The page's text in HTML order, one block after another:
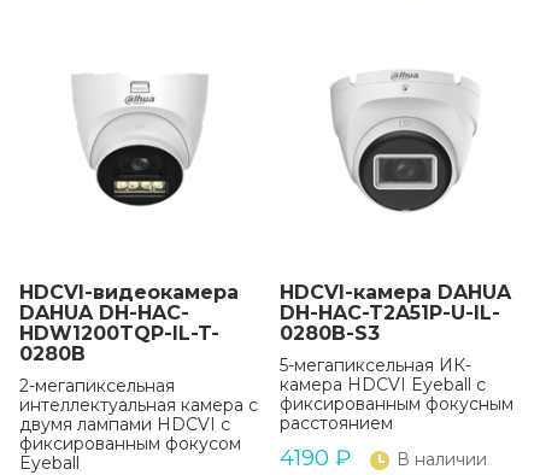
HDCVI-видеокамера
DAHUA DH-HAC-
HDW1200TQP-IL-T-
0280B
2-мегапиксельная
интеллектуальная камера с
двумя лампами HDCVI с
фиксированным фокусом
Eyeball
HDCVI-камера DAHUA
DH-HAC-T2A51P-U-IL-
0280B-S3
5-мегапиксельная ИК-
камера HDCVI Eyeball с
фиксированным фокусным
расстоянием
4190 ₽ В наличии